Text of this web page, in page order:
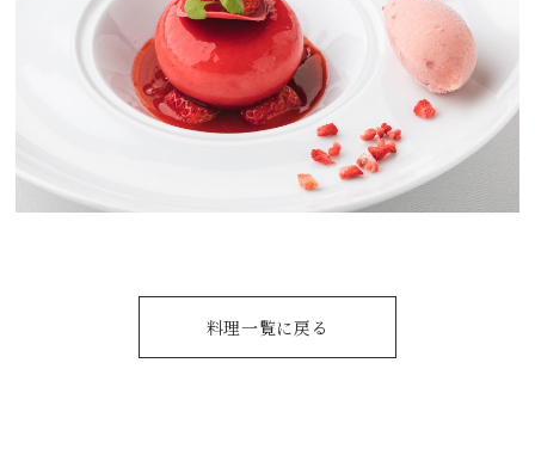
料理一覧に戻る